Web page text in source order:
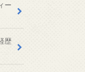
ー
歴